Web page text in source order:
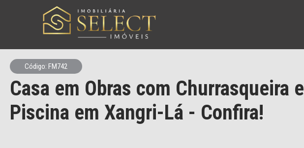
Código: FM742
Casa em Obras com Churrasqueira e
Piscina em Xangri-Lá - Confira!